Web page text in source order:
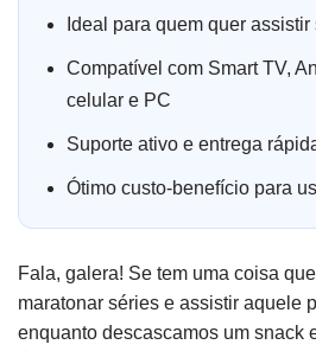
Ideal para quem quer
Compatível com Smart TV,
celular e PC
Suporte ativo e entrega
Ótimo custo-benefício para
Fala, galera! Se tem uma coisa
maratonar séries e assistir aquele
enquanto descascamos um snack